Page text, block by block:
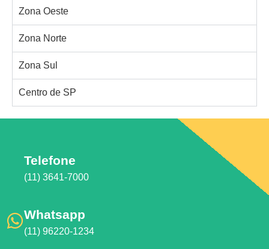
Zona Oeste
Zona Norte
Zona Sul
Centro de SP
Telefone
(11) 3641-7000
Whatsapp
(11) 96220-1234